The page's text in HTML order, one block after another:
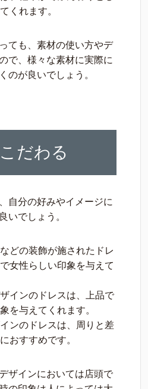
くれます。
ても、素材の使い方やデ
で、様々な素材に実際に
のが良いでしょう。
だわる
自分の好みやイメージに
いでしょう。
どの装飾が施されたドレ
女性らしい印象を与えて
インのドレスは、上品で
を与えてくれます。
ンのドレスは、周りと差
おすすめです。
ザインにおいては店頭で